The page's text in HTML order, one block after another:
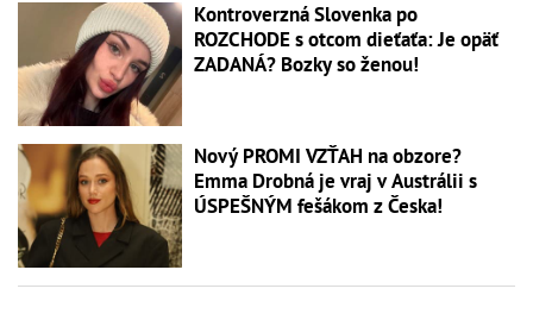
Kontroverzná Slovenka po
ROZCHODE s otcom dieťaťa: Je opäť
ZADANÁ? Bozky so ženou!
Nový PROMI VZŤAH na obzore?
Emma Drobná je vraj v Austrálii s
ÚSPEŠNÝM fešákom z Česka!